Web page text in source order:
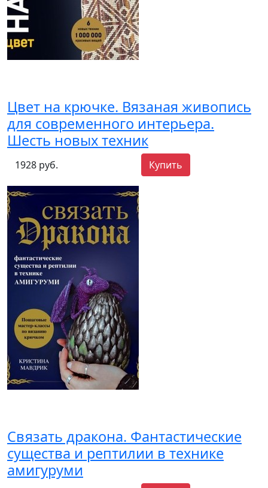
Цвет на крючке. Вязаная живопись
для современного интерьера.
Шесть новых техник
1928 руб. Купить
Связать дракона. Фантастические
существа и рептилии в технике
амигуруми